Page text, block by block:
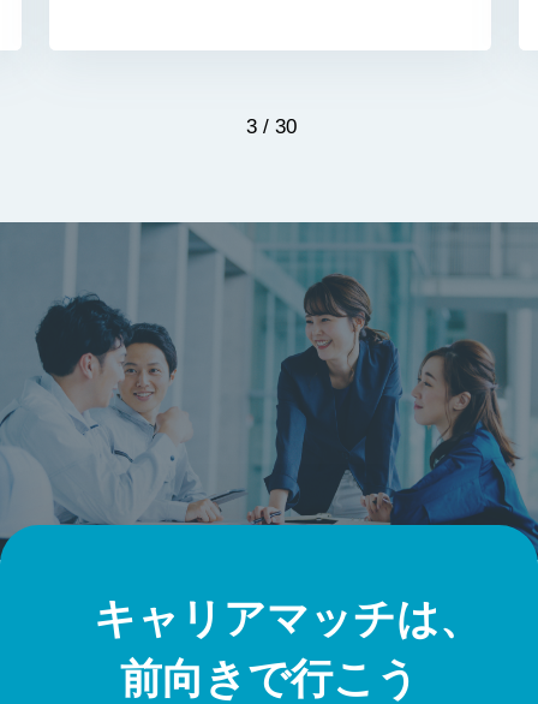
3 / 30
キャリアマッチは、
前向きで行こう